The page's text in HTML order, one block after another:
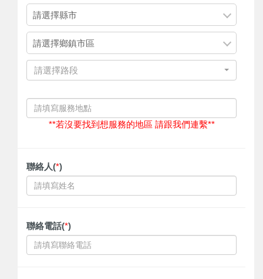
請選擇縣市
請選擇鄉鎮市區
請選擇路段
**若沒要找到想服務的地區 請跟我們連繫**
聯絡人(*)
聯絡電話(*)